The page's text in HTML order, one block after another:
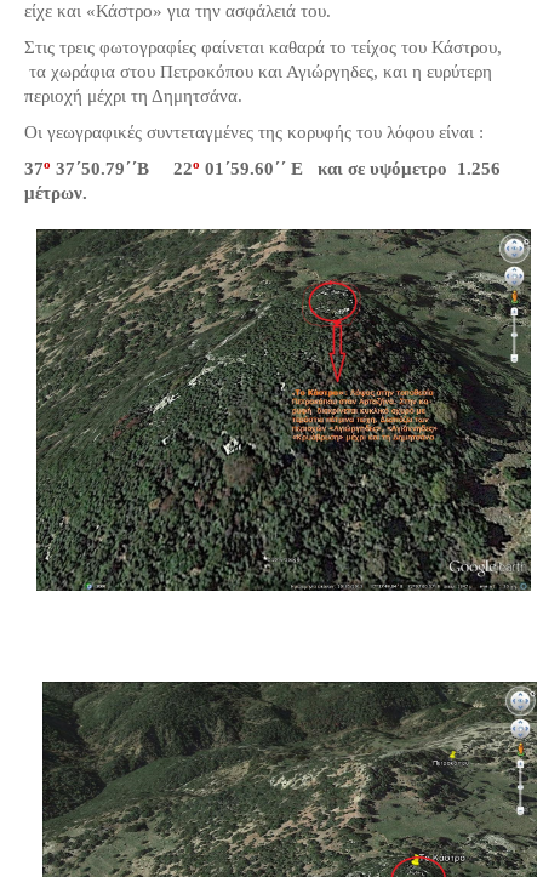
Ανακοινώσεις
Η ιστοσελίδα μας
Χάρτης του Site (Sitemap)
Επικοινωνία
Τα Νέα
Αυτοί που έφυγαν για πάντα
Γάμοι - Γεννήσεις - Βαπτίσεις
Επιτυχίες - Διακρίσεις
Μηνύματα Επισκεπτών
παλιά αρχειοθετημένα
Λαογραφία
Πολιτιστικά
Οπτικοακουστικά
Φωτορεπορτάζ
Albums Φωτογραφιών
Παλιές Φωτογραφίες του 1930
Πετρόκτιστα Σπίτια - Εκκλησίες
Πανοραμικές φωτογραφίες
Σύνδεσμοι
είχε και «Κάστρο» για την ασφάλειά του.
Στις τρεις φωτογραφίες φαίνεται καθαρά το τείχος του Κάστρου,
τα χωράφια στου Πετροκόπου και Αγιώργηδες, και η ευρύτερη
περιοχή μέχρι τη Δημητσάνα.
Οι γεωγραφικές συντεταγμένες της κορυφής του λόφου είναι :
37ο 37΄50.79΄΄Β 22ο 01΄59.60΄΄ Ε και σε υψόμετρο 1.256
μέτρων.